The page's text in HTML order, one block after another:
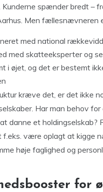
spænder bredt –
Men fællesnævneren
med national
med skatteeksperter og
i øjet, og det er bestemt
kræve det, er det ikke
Har man behov
danne et holdingselskab?
være oplagt at kigge
høje faglighed og
for